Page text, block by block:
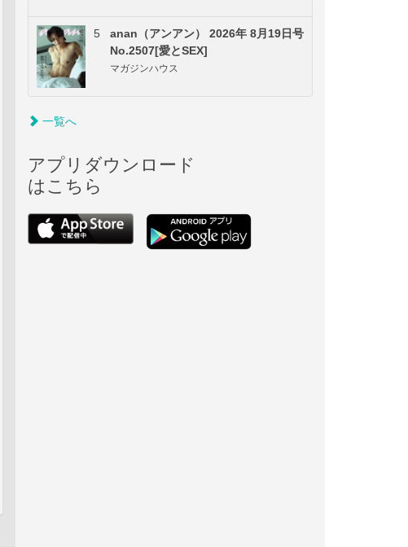
5
anan（アンアン） 2026年 8月19日号
No.2507[愛とSEX]
マガジンハウス
一覧へ
アプリダウンロード
はこちら